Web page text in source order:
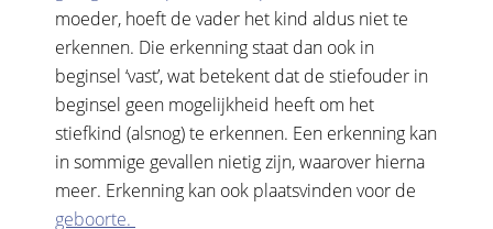
moeder, hoeft de vader het kind aldus niet te
erkennen. Die erkenning staat dan ook in
beginsel ‘vast’, wat betekent dat de stiefouder in
beginsel geen mogelijkheid heeft om het
stiefkind (alsnog) te erkennen. Een erkenning kan
in sommige gevallen nietig zijn, waarover hierna
meer. Erkenning kan ook plaatsvinden voor de
geboorte.